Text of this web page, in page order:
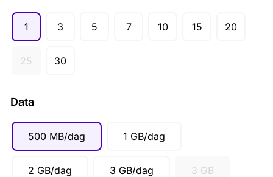
1 3 5 7 10 15 20
25 30
Data
500 MB/dag 1 GB/dag
2 GB/dag 3 GB/dag 3 GB